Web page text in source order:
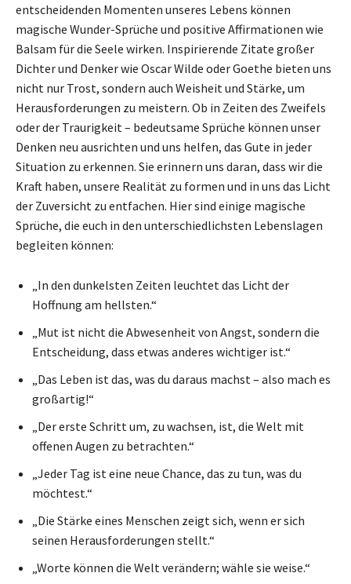
entscheidenden Momenten unseres Lebens können
magische Wunder-Sprüche und positive Affirmationen wie
Balsam für die Seele wirken. Inspirierende Zitate großer
Dichter und Denker wie Oscar Wilde oder Goethe bieten uns
nicht nur Trost, sondern auch Weisheit und Stärke, um
Herausforderungen zu meistern. Ob in Zeiten des Zweifels
oder der Traurigkeit – bedeutsame Sprüche können unser
Denken neu ausrichten und uns helfen, das Gute in jeder
Situation zu erkennen. Sie erinnern uns daran, dass wir die
Kraft haben, unsere Realität zu formen und in uns das Licht
der Zuversicht zu entfachen. Hier sind einige magische
Sprüche, die euch in den unterschiedlichsten Lebenslagen
begleiten können:
„In den dunkelsten Zeiten leuchtet das Licht der
Hoffnung am hellsten.“
„Mut ist nicht die Abwesenheit von Angst, sondern die
Entscheidung, dass etwas anderes wichtiger ist.“
„Das Leben ist das, was du daraus machst – also mach es
großartig!“
„Der erste Schritt um, zu wachsen, ist, die Welt mit
offenen Augen zu betrachten.“
„Jeder Tag ist eine neue Chance, das zu tun, was du
möchtest.“
„Die Stärke eines Menschen zeigt sich, wenn er sich
seinen Herausforderungen stellt.“
„Worte können die Welt verändern; wähle sie weise.“